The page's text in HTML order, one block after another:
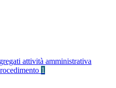
attività amministrativa
1